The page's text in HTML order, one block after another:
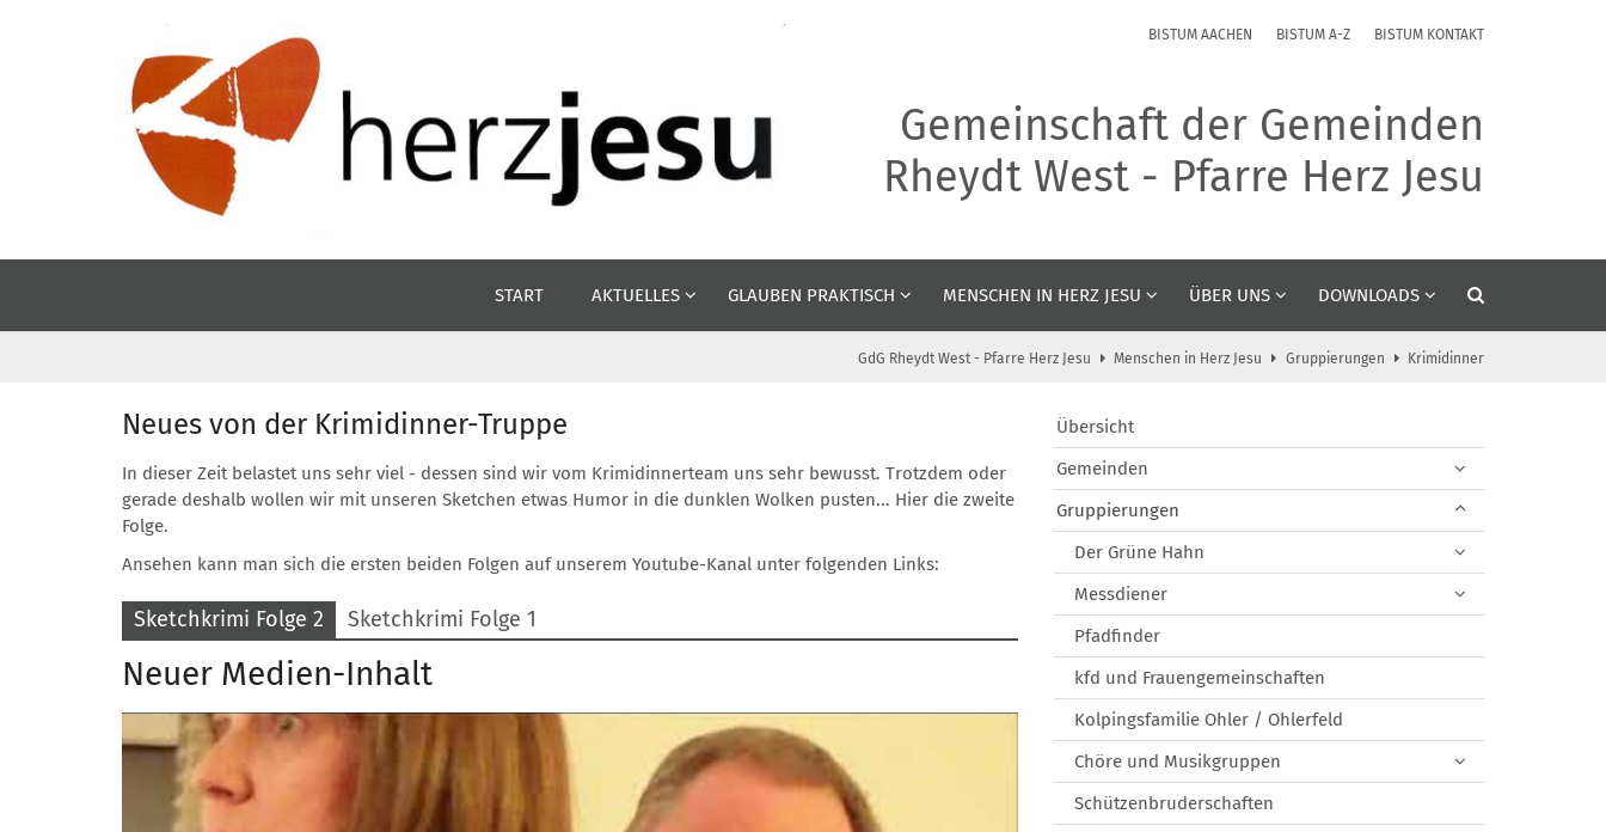
BISTUM AACHEN BISTUM A-Z BISTUM KONTAKT
Gemeinschaft der Gemeinden
Rheydt West - Pfarre Herz Jesu
START AKTUELLES GLAUBEN PRAKTISCH MENSCHEN IN HERZ JESU ÜBER UNS DOWNLOADS
GdG Rheydt West - Pfarre Herz Jesu Menschen in Herz Jesu Gruppierungen Krimidinner
Neues von der Krimidinner-Truppe
In dieser Zeit belastet uns sehr viel - dessen sind wir vom Krimidinnerteam uns sehr bewusst. Trotzdem oder
gerade deshalb wollen wir mit unseren Sketchen etwas Humor in die dunklen Wolken pusten... Hier die zweite
Folge.
Ansehen kann man sich die ersten beiden Folgen auf unserem Youtube-Kanal unter folgenden Links:
Sketchkrimi Folge 2 Sketchkrimi Folge 1
Neuer Medien-Inhalt
Übersicht
Gemeinden
Gruppierungen
Der Grüne Hahn
Messdiener
Pfadfinder
kfd und Frauengemeinschaften
Kolpingsfamilie Ohler / Ohlerfeld
Chöre und Musikgruppen
Schützenbruderschaften